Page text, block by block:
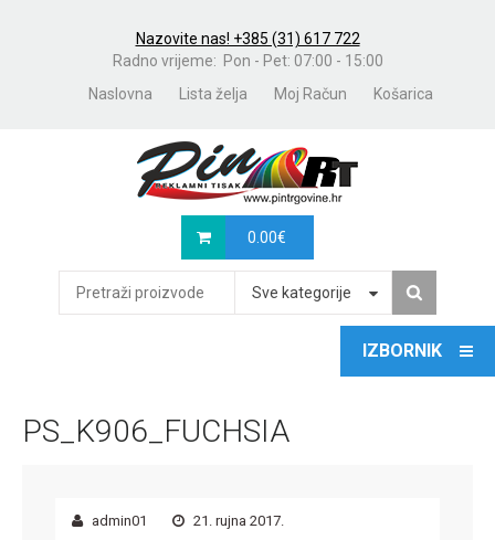
Nazovite nas! +385 (31) 617 722
Radno vrijeme: Pon - Pet: 07:00 - 15:00
Naslovna
Lista želja Moj Račun Košarica
0.00€
Sve kategorije
PS_K906_FUCHSIA
admin01 21. rujna 2017.